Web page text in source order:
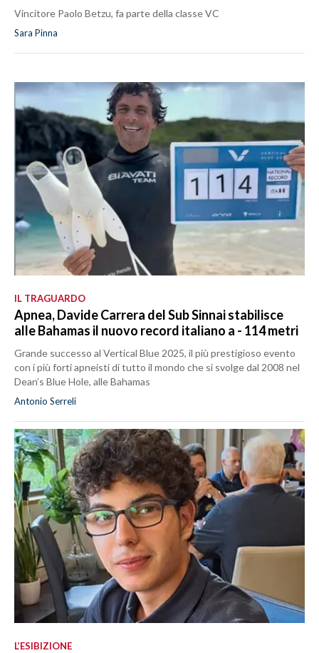
Vincitore Paolo Betzu, fa parte della classe VC
Sara Pinna
IL TRAGUARDO
Apnea, Davide Carrera del Sub Sinnai stabilisce
alle Bahamas il nuovo record italiano a - 114 metri
Grande successo al Vertical Blue 2025, il più prestigioso evento
con i più forti apneisti di tutto il mondo che si svolge dal 2008 nel
Dean’s Blue Hole, alle Bahamas
Antonio Serreli
L’ESIBIZIONE